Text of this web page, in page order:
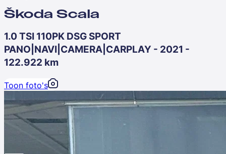
Škoda Scala
1.0 TSI 110PK DSG SPORT
PANO|NAVI|CAMERA|CARPLAY - 2021 -
122.922 km
Toon foto's